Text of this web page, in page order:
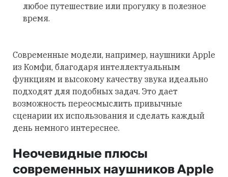
любое путешествие или прогулку в полезное
время.
Современные модели, например, наушники Apple
из Комфи, благодаря интеллектуальным
функциям и высокому качеству звука идеально
подходят для подобных задач. Это дает
возможность переосмыслить привычные
сценарии их использования и сделать каждый
день немного интереснее.
Неочевидные плюсы
современных наушников Apple